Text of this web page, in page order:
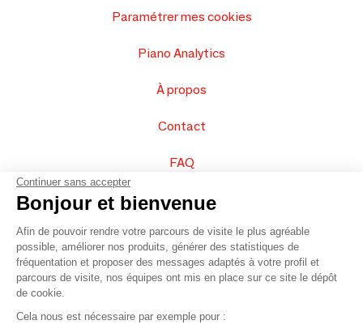
Paramétrer mes cookies
Piano Analytics
À propos
Contact
FAQ
Vendez vos produits
Plan du site
© 2016 –Organisation SAFI
Continuer sans accepter
Bonjour et bienvenue
Afin de pouvoir rendre votre parcours de visite le plus agréable
possible, améliorer nos produits, générer des statistiques de
fréquentation et proposer des messages adaptés à votre profil et
parcours de visite, nos équipes ont mis en place sur ce site le dépôt
de cookie.
Cela nous est nécessaire par exemple pour :